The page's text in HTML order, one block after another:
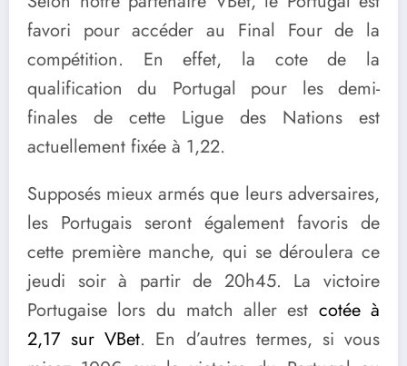
favori pour accéder au Final Four de la
compétition. En effet, la cote de la
qualification du Portugal pour les demi-
finales de cette Ligue des Nations est
actuellement fixée à 1,22.
Supposés mieux armés que leurs adversaires,
les Portugais seront également favoris de
cette première manche, qui se déroulera ce
jeudi soir à partir de 20h45. La victoire
Portugaise lors du match aller est cotée à
2,17 sur VBet. En d’autres termes, si vous